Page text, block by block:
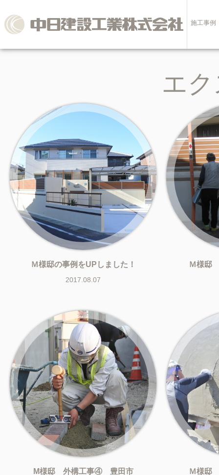
エ
Ｍ様邸の事例をUPしました！
2017.08.07
Ｍ様
M様邸 外構工事④ 豊田市 Ｍ様
施工事例